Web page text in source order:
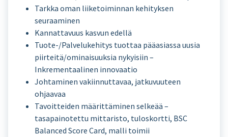
Tarkka oman liiketoiminnan kehityksen
seuraaminen
Kannattavuus kasvun edellä
Tuote-/Palvelukehitys tuottaa pääasiassa uusia
piirteitä/ominaisuuksia nykyisiin –
Inkrementaalinen innovaatio
Johtaminen vakiinnuttavaa, jatkuvuuteen
ohjaavaa
Tavoitteiden määrittäminen selkeää –
tasapainotettu mittaristo, tuloskortti, BSC
Balanced Score Card, malli toimii